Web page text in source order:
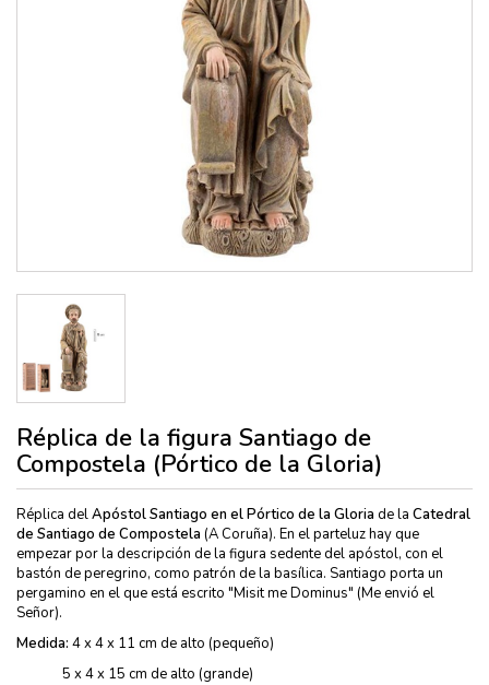
Réplica de la figura Santiago de
Compostela (Pórtico de la Gloria)
Réplica delApóstol Santiago en el Pórtico de la Gloria de la Catedral
de Santiago de Compostela (A Coruña). En el parteluz hay que
empezar por la descripción de la figura sedente del apóstol, con el
bastón de peregrino, como patrón de la basílica. Santiago porta un
pergamino en el que está escrito "Misit me Dominus" (Me envió el
Señor).
Medida: 4 x 4 x 11 cm de alto (pequeño)
5 x 4 x 15 cm de alto (grande)